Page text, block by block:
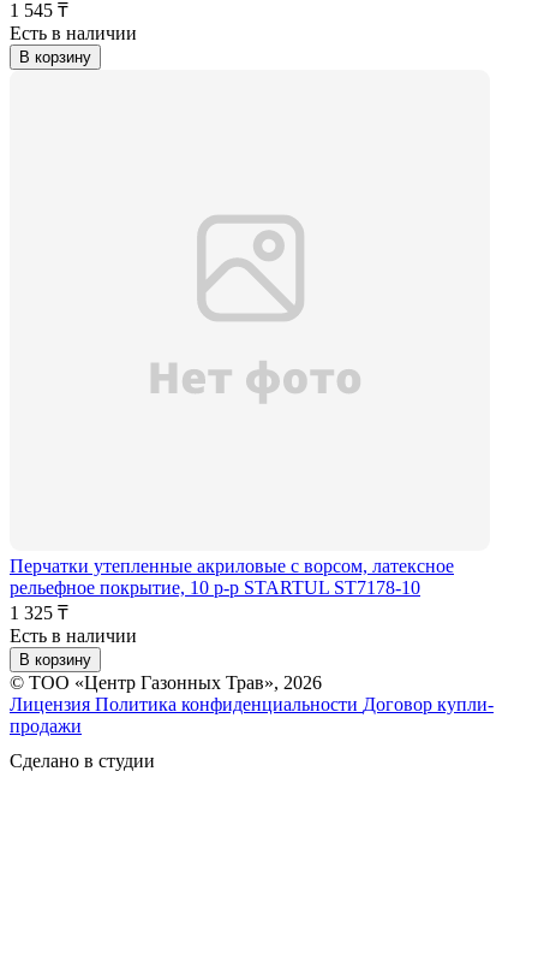
1 545 ₸
Есть в наличии
В корзину
Перчатки утепленные акриловые с ворсом, латексное
рельефное покрытие, 10 р-р STARTUL ST7178-10
1 325 ₸
Есть в наличии
В корзину
© ТОО «Центр Газонных Трав», 2026
Лицензия Политика конфиденциальности Договор купли-
продажи
Сделано в студии